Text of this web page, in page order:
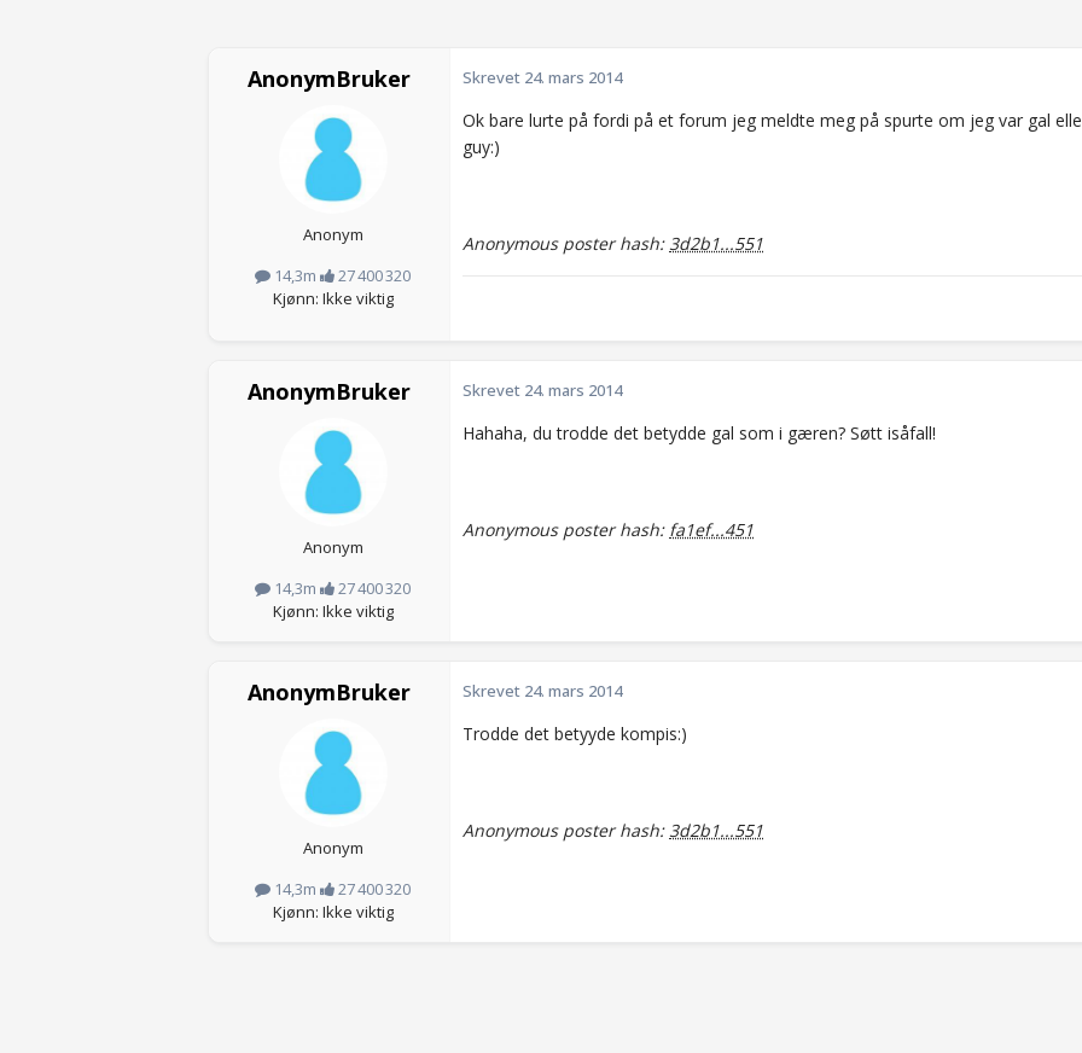
AnonymBruker
Anonym
14,3m
27 400 320
Kjønn: Ikke viktig
Skrevet 24. mars 2014
Ok bare lurte på fordi på et forum jeg meldte meg på spurte om jeg var gal
guy:)
Anonymous poster hash: 3d2b1...551
AnonymBruker
Anonym
14,3m
27 400 320
Kjønn: Ikke viktig
Skrevet 24. mars 2014
Hahaha, du trodde det betydde gal som i gæren? Søtt isåfall!
Anonymous poster hash: fa1ef...451
AnonymBruker
Anonym
14,3m
27 400 320
Kjønn: Ikke viktig
Skrevet 24. mars 2014
Trodde det betyyde kompis:)
Anonymous poster hash:3d2b1...551